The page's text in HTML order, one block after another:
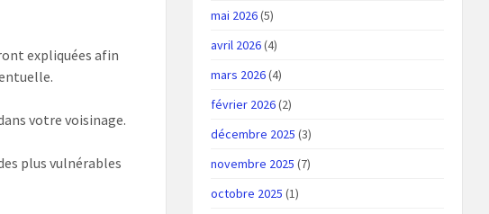
expliquées afin
votre voisinage.
plus vulnérables
mai 2026(5)
avril 2026(4)
mars 2026(4)
février 2026(2)
décembre 2025 (3)
novembre 2025 (7)
octobre 2025 (1)